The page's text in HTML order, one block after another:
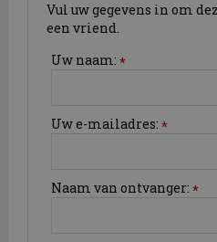
Vul uw gegevens in om
een vriend.
Uw naam: *
Uw e-mailadres: *
Naam van ontvanger: *